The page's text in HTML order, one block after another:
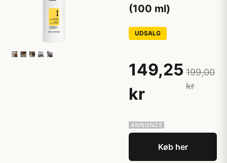
(100 ml)
UDSALG
149,25
kr
199,00
kr
Køb her